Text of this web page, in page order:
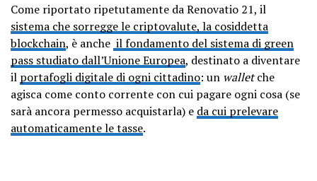
Come riportato ripetutamente da Renovatio 21, il
sistema che sorregge le criptovalute, la cosiddetta
blockchain, è anche il fondamento del sistema di green
pass studiato dall’Unione Europea, destinato a diventare
il portafogli digitale di ogni cittadino: un walletche
agisca come conto corrente con cui pagare ogni cosa (se
sarà ancora permesso acquistarla) e da cui prelevare
automaticamente le tasse.